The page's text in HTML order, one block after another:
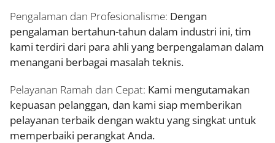
Pengalaman dan Profesionalisme: Dengan
pengalaman bertahun-tahun dalam industri ini, tim
kami terdiri dari para ahli yang berpengalaman dalam
menangani berbagai masalah teknis.
Pelayanan Ramah dan Cepat: Kami mengutamakan
kepuasan pelanggan, dan kami siap memberikan
pelayanan terbaik dengan waktu yang singkat untuk
memperbaiki perangkat Anda.